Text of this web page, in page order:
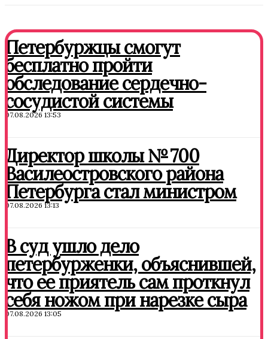
Петербуржцы смогут
бесплатно пройти
обследование сердечно-
сосудистой системы
07.08.2026 13:53
Директор школы № 700
Василеостровского района
Петербурга стал министром
07.08.2026 13:13
В суд ушло дело
петербурженки, объяснившей,
что ее приятель сам проткнул
себя ножом при нарезке сыра
07.08.2026 13:05